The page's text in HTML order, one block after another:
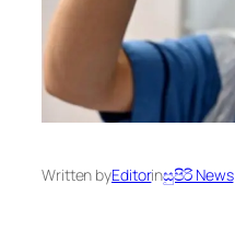
Written byEditorinසුපිරි News